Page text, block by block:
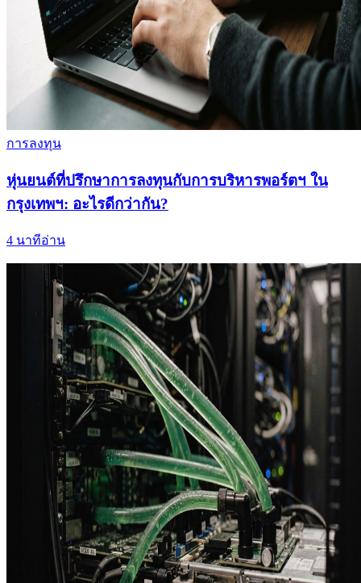
การลงทุน
หุ่นยนต์ที่ปรึกษาการลงทุนกับการบริหารพอร์ตฯ ใน
กรุงเทพฯ: อะไรดีกว่ากัน?
4 นาทีอ่าน